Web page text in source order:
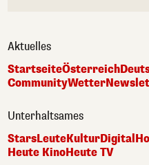
Aktuelles
StartseiteÖsterreich
CommunityWetter
Unterhaltsames
StarsLeuteKulturDigital
Heute KinoHeute TV